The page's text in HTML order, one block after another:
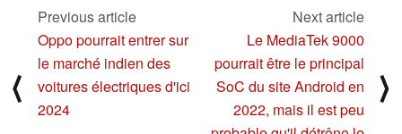
⟨
Previous article
Oppo pourrait entrer sur
le marché indien des
voitures électriques d'ici
2024
Next article
Le MediaTek 9000
pourrait être le principal
SoC du site Android en
2022, mais il est peu
⟩